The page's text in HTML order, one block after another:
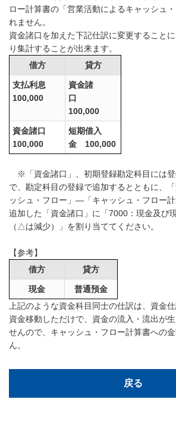
ロー計算書の「営業活動によるキャッシュ
れません。
資金諸口を加えた下記仕訳に変更すること
り集計することが出来ます。
借方
貸方
支払利息
100,000
資金諸
口
100,000
資金諸口
100,000
短期借入
金 100,000
※「資金諸口」、初期登録勘定科目には
で、勘定科目の登録で追加するとともに、
ッシュ・フロー」―「キャッシュ・フロー計
追加した「資金諸口」に「7000：現金及び
（△は減少）」を割り当ててください。
【参考】
借方
貸方
現金
普通預金
上記のような資金科目同士の仕訳は、資金仕
資金移動しただけで、資金の流入・流出が
せんので、キャッシュ・フロー計算書への
ん。
戻る